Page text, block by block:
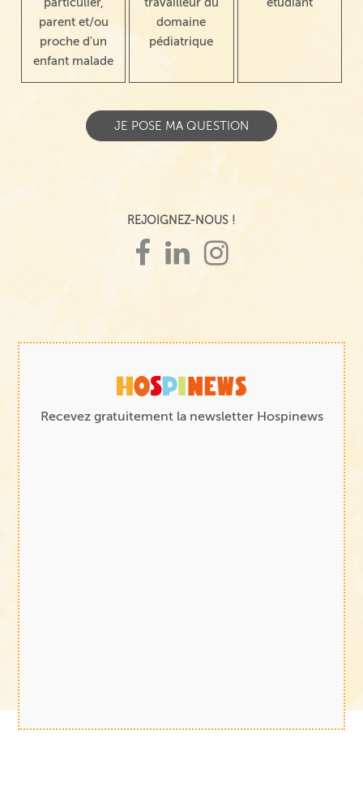
particulier,
parent et/ou
proche d'un
enfant malade
travailleur du
domaine
pédiatrique
étudiant
REJOIGNEZ-NOUS !
Recevez gratuitement la newsletter Hospinews